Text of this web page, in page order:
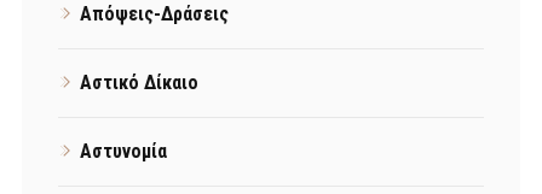
Απόψεις-Δράσεις
Αστικό Δίκαιο
Αστυνομία